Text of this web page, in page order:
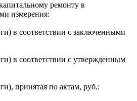
ремонту в
измерения:
в соответствии с заключенными
в соответствии с утвержденным
принятая по актам, руб.: